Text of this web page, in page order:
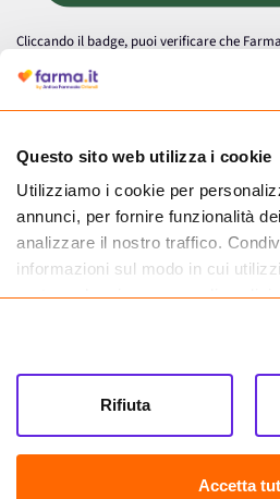
Questo sito web utilizza i cookie
Utilizziamo i cookie per
annunci, per fornire funzionalità
analizzare il nostro traffico.
informazioni sul modo in cui
partner che si occupano di analisi
informazioni che hai fornito loro o
tuo utilizzo dei loro servizi.
Accetta
Rifiuta
Cliccando il badge, puoi verificare che
autorizzata dal Ministero della Salute a
medicinali.
Farma.it S.a.s. P. IVA 07417261216 REA: NA-
CREDITS
Sede legale Via delle Repubbliche Marinare 128,